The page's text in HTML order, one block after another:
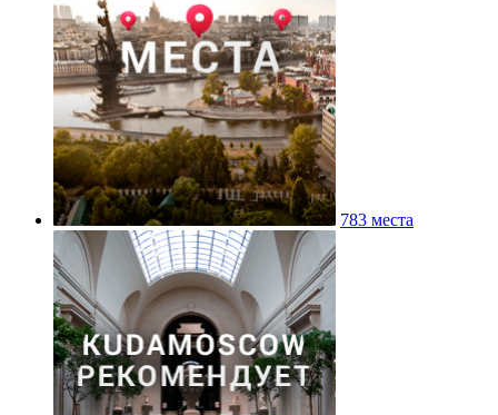
783 места